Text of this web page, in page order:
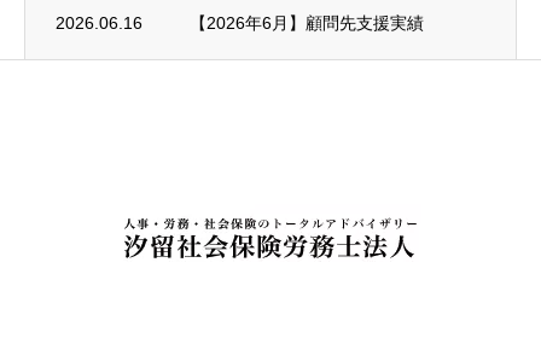
2026.06.16 【2026年6月】顧問先支援実績